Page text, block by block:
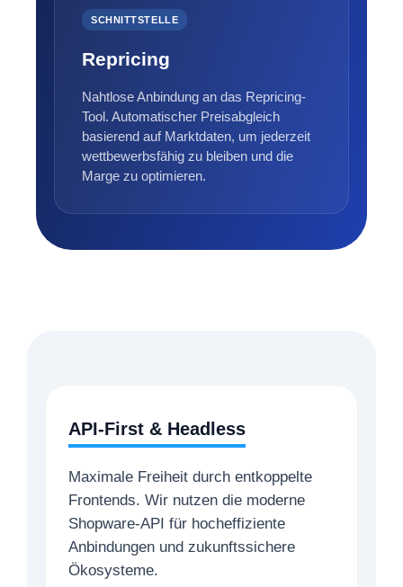
SCHNITTSTELLE
Repricing
Nahtlose Anbindung an das Repricing-
Tool. Automatischer Preisabgleich
basierend auf Marktdaten, um jederzeit
wettbewerbsfähig zu bleiben und die
Marge zu optimieren.
API-First & Headless
Maximale Freiheit durch entkoppelte
Frontends. Wir nutzen die moderne
Shopware-API für hocheffiziente
Anbindungen und zukunftssichere
Ökosysteme.